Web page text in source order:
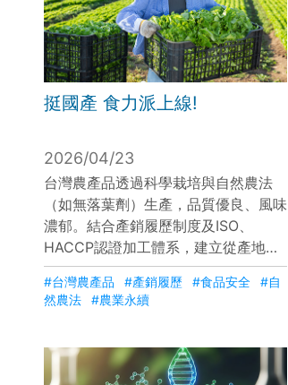
挺國產 食力派上線!
2026/04/23
台灣農產品透過科學栽培與自然農法
（如無落葉劑）生產，品質優良、風味
濃郁。結合產銷履歷制度及ISO、
HACCP認證加工體系，建立從產地到
餐桌的完整監管機制。相較進口產品，
國產農產具備新鮮、安全與檢驗透明等
優勢，展現市場競爭力，並將在地優質
#台灣農產品 #產銷履歷 #食品安全
#自
然農法
#農業永續